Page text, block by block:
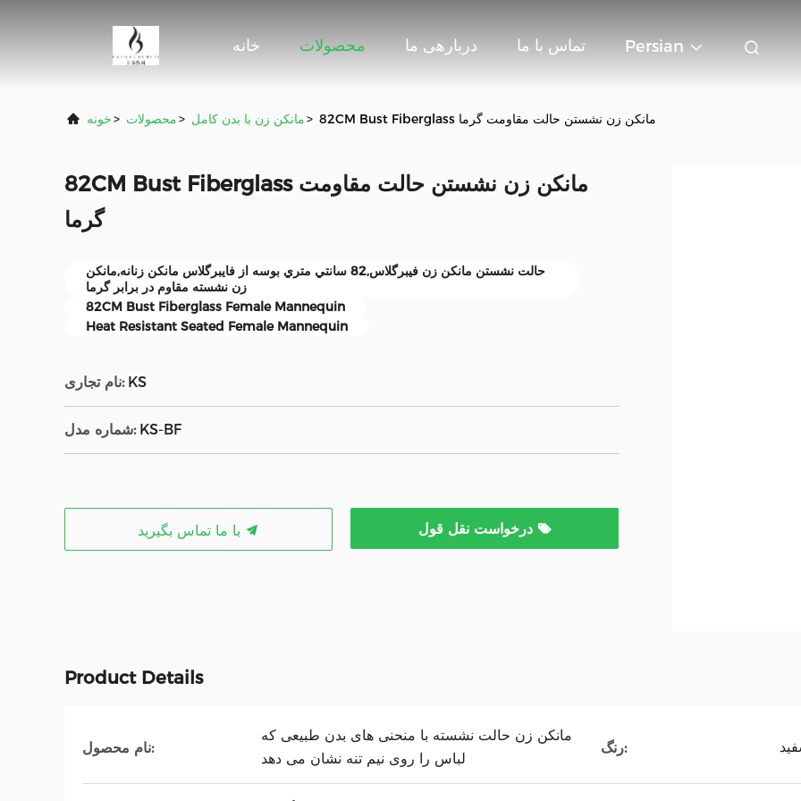
خانه محصولات دربارهی ما تماس با ما Persian
خونه> محصولات> مانکن زن با بدن کامل> 82CM Bust Fiberglass مانکن زن نشستن حالت مقاومت گرما
82CM Bust Fiberglass مانکن زن نشستن حالت مقاومت
گرما
حالت نشستن مانکن زن فیبرگلاس,82 سانتي متري بوسه از فايبرگلاس مانکن زنانه,مانکن
زن نشسته مقاوم در برابر گرما
82CM Bust Fiberglass Female Mannequin
Heat Resistant Seated Female Mannequin
نام تجاری: KS
شماره مدل: KS-BF
درخواست نقل قول
Product Details
نام محصول:
مانکن زن حالت نشسته با منحنی های بدن طبیعی که
لباس را روی نیم تنه نشان می دهد
رنگ: